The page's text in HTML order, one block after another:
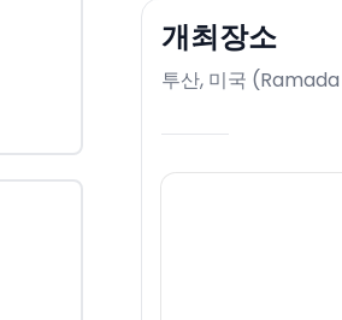
개최장소
투산, 미국 (